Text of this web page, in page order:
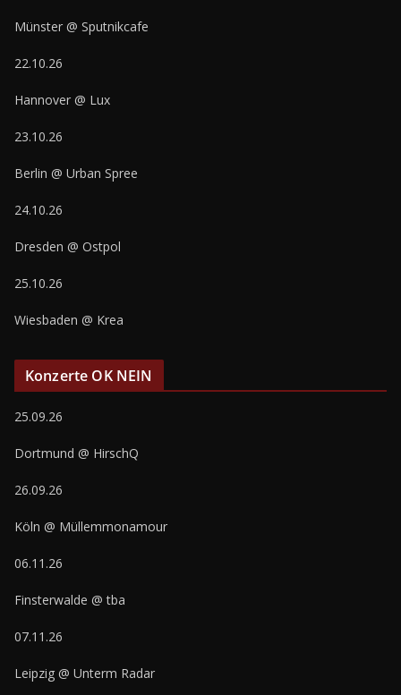
Münster @ Sputnikcafe
22.10.26
Hannover @ Lux
23.10.26
Berlin @ Urban Spree
24.10.26
Dresden @ Ostpol
25.10.26
Wiesbaden @ Krea
Konzerte OK NEIN
25.09.26
Dortmund @ HirschQ
26.09.26
Köln @ Müllemmonamour
06.11.26
Finsterwalde @ tba
07.11.26
Leipzig @ Unterm Radar